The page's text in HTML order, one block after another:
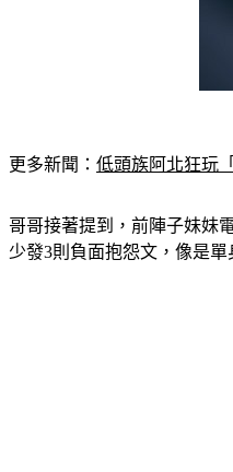
更多新聞： 低頭族阿北狂玩
哥哥接著提到，前陣子妹妹
少發3則負面抱怨文，像是